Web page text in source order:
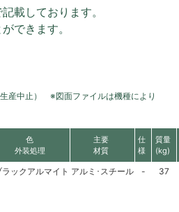
載しております。
できます。
中止） ※図面ファイルは機種により
色
外装処理
主要
材質
仕
様
質量
(kg)
ラックアルマイト アルミ･スチール - 37